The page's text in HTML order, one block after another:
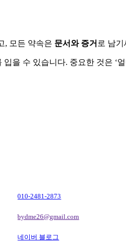
, 모든 약속은 문서와 증거 로 남기
을 수 있습니다. 중요한 것은 ‘
010-2481-2873
bydme26@gmail.com
네이버 블로그